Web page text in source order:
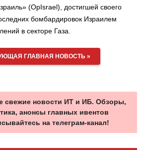
(OpIsrael), достигшей своего
бомбардировок Израилем
в секторе Газа.
ГЛАВНАЯ НОВОСТЬ »
свежие новости ИТ и ИБ. Обзоры,
анонсы главных ивентов
на телеграм-канал!